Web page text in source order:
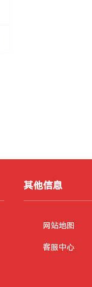
其他信息
网站地图
客服中心